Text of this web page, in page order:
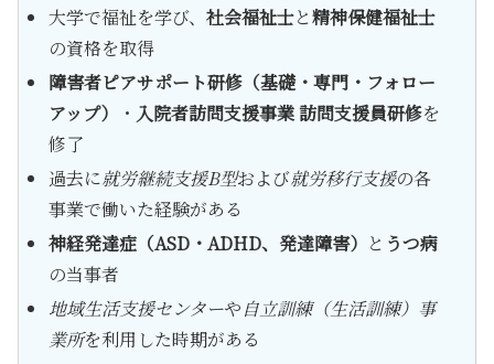
大学で福祉を学び、社会福祉士と精神保健福祉士
の資格を取得
障害者ピアサポート研修（基礎・専門・フォロー
アップ）
・ 入院者訪問支援事業 訪問支援員研修を
修了
過去に就労継続支援B型および就労移行支援の各
事業で働いた経験がある
神経発達症（ASD・ADHD、発達障害） と うつ病
の当事者
地域生活支援センターや自立訓練（生活訓練）事
業所を利用した時期がある